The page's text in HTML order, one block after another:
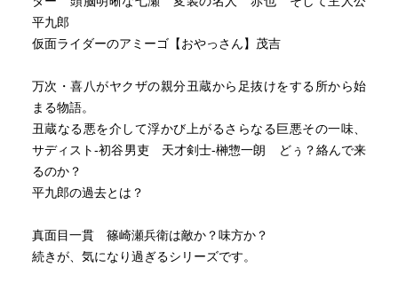
平九郎
仮面ライダーのアミーゴ【おやっさん】茂吉
万次・喜八がヤクザの親分丑蔵から足抜けをする所から始
まる物語。
丑蔵なる悪を介して浮かび上がるさらなる巨悪その一味、
サディスト‐初谷男吏 天才剣士‐榊惣一朗 どぅ？絡んで来
るのか？
平九郎の過去とは？
真面目一貫 篠崎瀬兵衛は敵か？味方か？
続きが、気になり過ぎるシリーズです。